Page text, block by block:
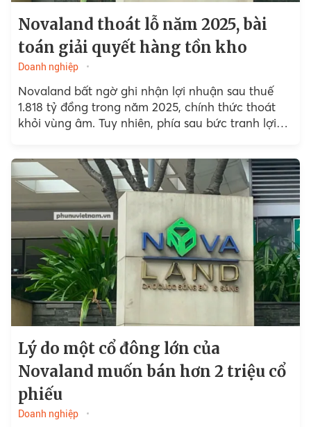
Novaland thoát lỗ năm 2025, bài
toán giải quyết hàng tồn kho
Doanh nghiệp
Novaland bất ngờ ghi nhận lợi nhuận sau thuế
1.818 tỷ đồng trong năm 2025, chính thức thoát
khỏi vùng âm. Tuy nhiên, phía sau bức tranh lợi
Lý do một cổ đông lớn của
Novaland muốn bán hơn 2 triệu cổ
phiếu
Doanh nghiệp